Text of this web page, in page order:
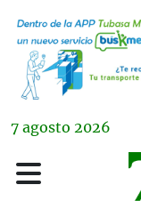
7 agosto 2026